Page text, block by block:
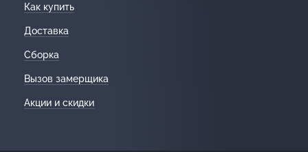
Как купить
Доставка
Сборка
Вызов замерщика
Акции и скидки